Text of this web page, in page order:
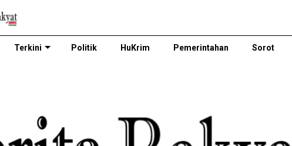
Terkini Politik HuKrim Pemerintahan Sorot